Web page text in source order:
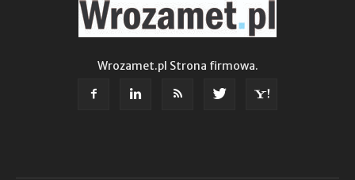
Wrozamet.pl Strona firmowa.